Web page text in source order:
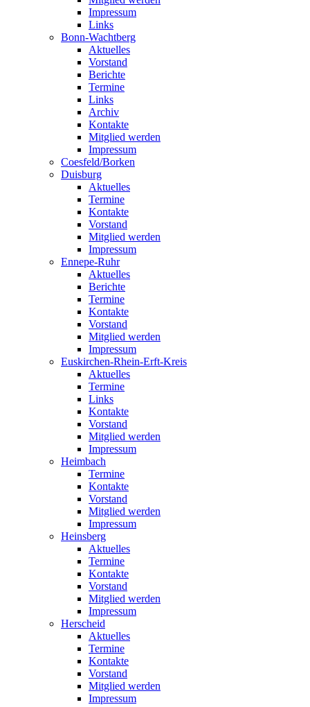
Impressum
Links
Bonn-Wachtberg
Aktuelles
Vorstand
Berichte
Termine
Links
Archiv
Kontakte
Mitglied werden
Impressum
Coesfeld/Borken
Duisburg
Aktuelles
Termine
Kontakte
Vorstand
Mitglied werden
Impressum
Ennepe-Ruhr
Aktuelles
Berichte
Termine
Kontakte
Vorstand
Mitglied werden
Impressum
Euskirchen-Rhein-Erft-Kreis
Aktuelles
Termine
Links
Kontakte
Vorstand
Mitglied werden
Impressum
Heimbach
Termine
Kontakte
Vorstand
Mitglied werden
Impressum
Heinsberg
Aktuelles
Termine
Kontakte
Vorstand
Mitglied werden
Impressum
Herscheid
Aktuelles
Termine
Kontakte
Vorstand
Mitglied werden
Impressum